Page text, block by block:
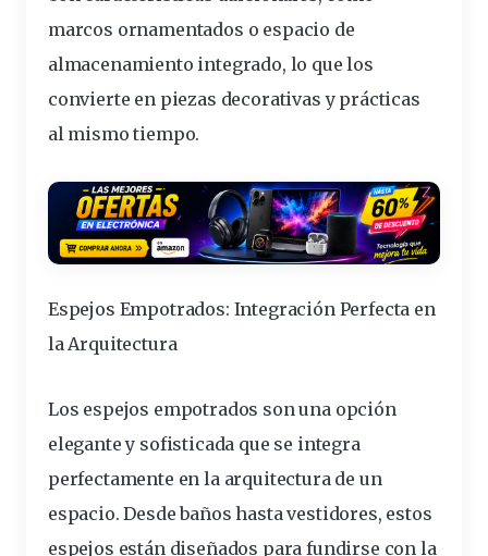
marcos ornamentados o espacio de
almacenamiento integrado, lo que los
convierte en piezas decorativas y prácticas
al mismo tiempo.
Espejos Empotrados: Integración Perfecta en
la Arquitectura
Los espejos empotrados son una opción
elegante y sofisticada que se integra
perfectamente en la arquitectura de un
espacio. Desde baños hasta vestidores, estos
espejos están diseñados para fundirse con la